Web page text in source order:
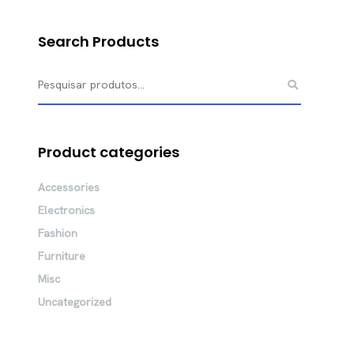
Search Products
Product categories
Accessories
Electronics
Fashion
Furniture
Misc
Uncategorized